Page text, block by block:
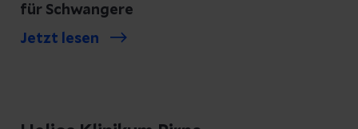
für Schwangere
Jetzt lesen